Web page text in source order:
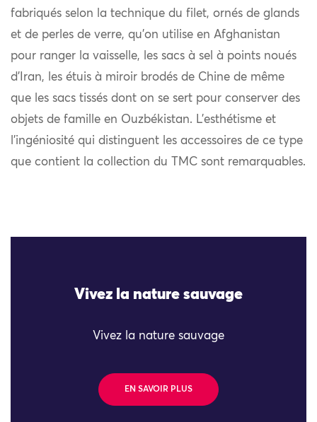
fabriqués selon la technique du filet, ornés de glands
et de perles de verre, qu’on utilise en Afghanistan
pour ranger la vaisselle, les sacs à sel à points noués
d’Iran, les étuis à miroir brodés de Chine de même
que les sacs tissés dont on se sert pour conserver des
objets de famille en Ouzbékistan. L’esthétisme et
l’ingéniosité qui distinguent les accessoires de ce type
que contient la collection du TMC sont remarquables.
Vivez la nature sauvage
Vivez la nature sauvage
EN SAVOIR PLUS